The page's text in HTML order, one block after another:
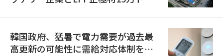
韓国政府、猛暑で電力需要が過去最
高更新の可能性に需給対応体制を点